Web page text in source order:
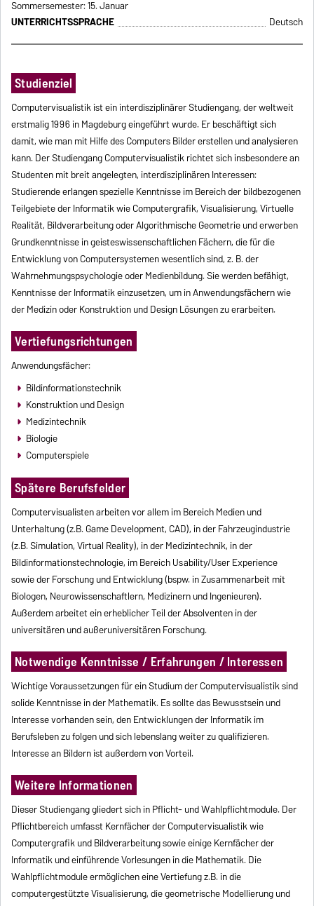
Sommersemester: 15. Januar
UNTERRICHTSSPRACHE
Deutsch
Studienziel
Computervisualistik ist ein interdisziplinärer Studiengang, der weltweit
erstmalig 1996 in Magdeburg eingeführt wurde. Er beschäftigt sich
damit, wie man mit Hilfe des Computers Bilder erstellen und analysieren
kann. Der Studiengang Computervisualistik richtet sich insbesondere an
Studenten mit breit angelegten, interdisziplinären Interessen:
Studierende erlangen spezielle Kenntnisse im Bereich der bildbezogenen
Teilgebiete der Informatik wie Computergrafik, Visualisierung, Virtuelle
Realität, Bildverarbeitung oder Algorithmische Geometrie und erwerben
Grundkenntnisse in geisteswissenschaftlichen Fächern, die für die
Entwicklung von Computersystemen wesentlich sind, z. B. der
Wahrnehmungspsychologie oder Medienbildung. Sie werden befähigt,
Kenntnisse der Informatik einzusetzen, um in Anwendungsfächern wie
der Medizin oder Konstruktion und Design Lösungen zu erarbeiten.
Vertiefungsrichtungen
Anwendungsfächer:
Bildinformationstechnik
Konstruktion und Design
Medizintechnik
Biologie
Computerspiele
Spätere Berufsfelder
Computervisualisten arbeiten vor allem im Bereich Medien und
Unterhaltung (z.B. Game Development, CAD), in der Fahrzeugindustrie
(z.B. Simulation, Virtual Reality), in der Medizintechnik, in der
Bildinformationstechnologie, im Bereich Usability/User Experience
sowie der Forschung und Entwicklung (bspw. in Zusammenarbeit mit
Biologen, Neurowissenschaftlern, Medizinern und Ingenieuren).
Außerdem arbeitet ein erheblicher Teil der Absolventen in der
universitären und außeruniversitären Forschung.
Notwendige Kenntnisse / Erfahrungen / Interessen
Wichtige Voraussetzungen für ein Studium der Computervisualistik sind
solide Kenntnisse in der Mathematik. Es sollte das Bewusstsein und
Interesse vorhanden sein, den Entwicklungen der Informatik im
Berufsleben zu folgen und sich lebenslang weiter zu qualifizieren.
Interesse an Bildern ist außerdem von Vorteil.
Weitere Informationen
Dieser Studiengang gliedert sich in Pflicht- und Wahlpflichtmodule. Der
Pflichtbereich umfasst Kernfächer der Computervisualistik wie
Computergrafik und Bildverarbeitung sowie einige Kernfächer der
Informatik und einführende Vorlesungen in die Mathematik. Die
Wahlpflichtmodule ermöglichen eine Vertiefung z.B. in die
computergestützte Visualisierung, die geometrische Modellierung und